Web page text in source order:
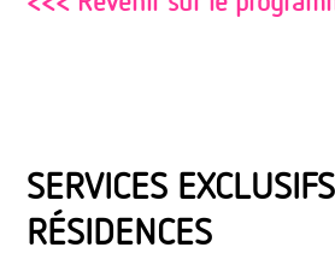
SERVICES
RÉSIDENCES